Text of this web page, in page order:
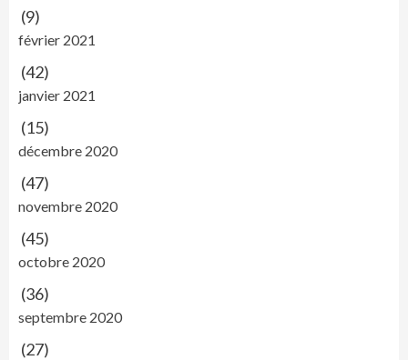
(9)
février 2021
(42)
janvier 2021
(15)
décembre 2020
(47)
novembre 2020
(45)
octobre 2020
(36)
septembre 2020
(27)